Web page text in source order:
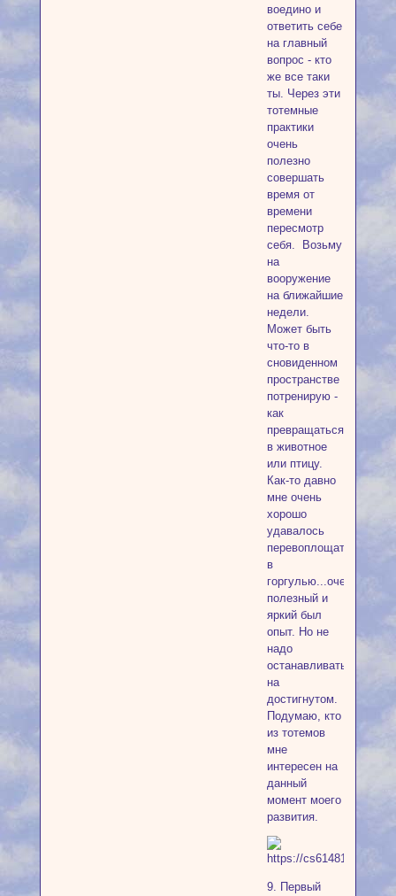
воедино и
ответить себе
на главный
вопрос - кто
же все таки
ты. Через эти
тотемные
практики
очень
полезно
совершать
время от
времени
пересмотр
себя. Возьму
на
вооружение
на ближайшие
недели.
Может быть
что-то в
сновиденном
пространстве
потренирую -
как
превращаться
в животное
или птицу.
Как-то давно
мне очень
хорошо
удавалось
перевоплощаться
в
горгулью...очень
полезный и
яркий был
опыт. Но не
надо
останавливаться
на
достигнутом.
Подумаю, кто
из тотемов
мне
интересен на
данный
момент моего
развития.
9. Первый